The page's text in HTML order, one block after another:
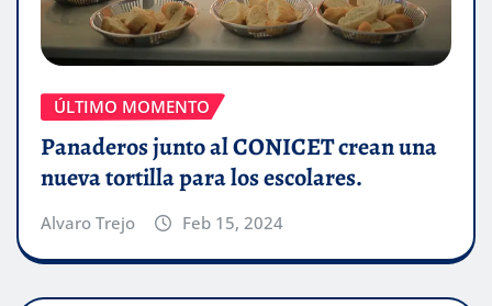
ÚLTIMO MOMENTO
Panaderos junto al CONICET crean una
nueva tortilla para los escolares.
Alvaro Trejo Feb 15, 2024